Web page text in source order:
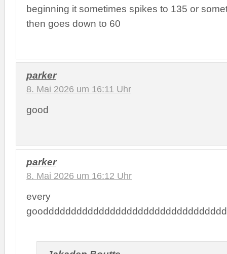
beginning it sometimes spikes to 135 or
then goes down to 60
parker
8. Mai 2026 um 16:11 Uhr
good
parker
8. Mai 2026 um 16:12 Uhr
every